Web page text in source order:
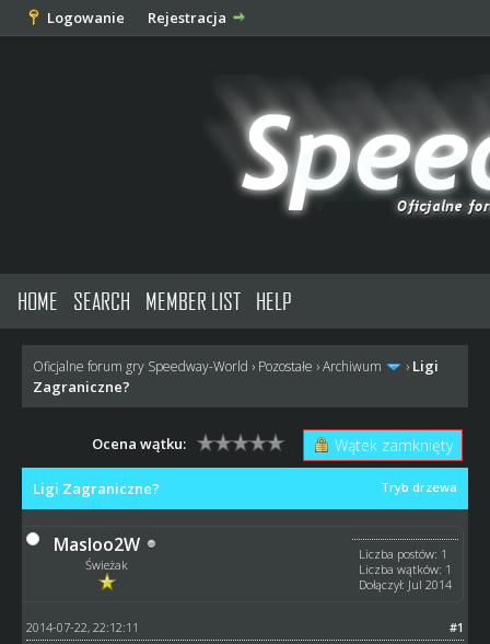
Logowanie Rejestracja
HOME SEARCH MEMBER LIST HELP
Oficjalne forum gry Speedway-World › Pozostałe ›Archiwum › Ligi
Zagraniczne?
Wątek zamknięty
Ocena wątku:
Tryb drzewa
Ligi Zagraniczne?
Masloo2W
Świeżak
Liczba postów: 1
Liczba wątków: 1
Dołączył: Jul 2014
#1
2014-07-22, 22:12:11